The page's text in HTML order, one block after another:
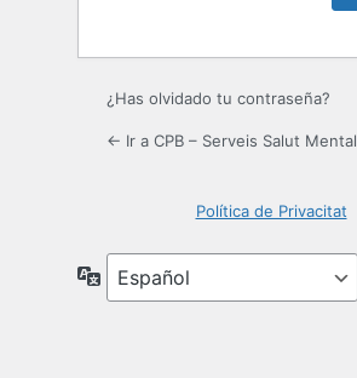
¿Has olvidado tu contraseña?
← Ir a CPB – Serveis Salut Mental
Política de Privacitat
Idioma